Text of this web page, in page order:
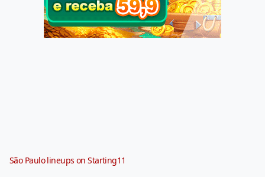
São Paulo lineups on Starting11